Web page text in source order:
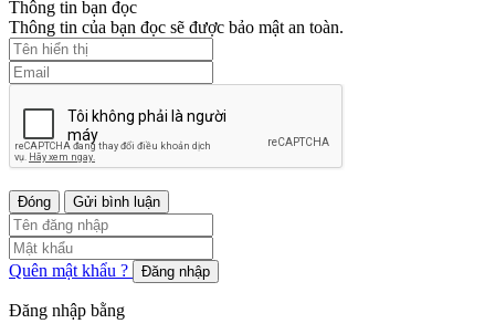
Thông tin bạn đọc
Thông tin của bạn đọc sẽ được bảo mật an toàn.
Đóng Gửi bình luận
Quên mật khẩu ? Đăng nhập
Đăng nhập bằng